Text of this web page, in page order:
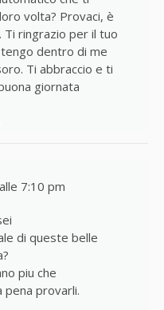
volta? Provaci, è
Ti ringrazio per il tuo
dentro di me
Ti abbraccio e ti
giornata
7:10 pm
di queste belle
piu che
provarli.